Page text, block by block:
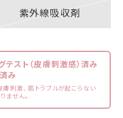
紫外線吸収剤
テスト（皮膚刺激感）済み
み
刺激、 肌トラブルが起こらない
ません。